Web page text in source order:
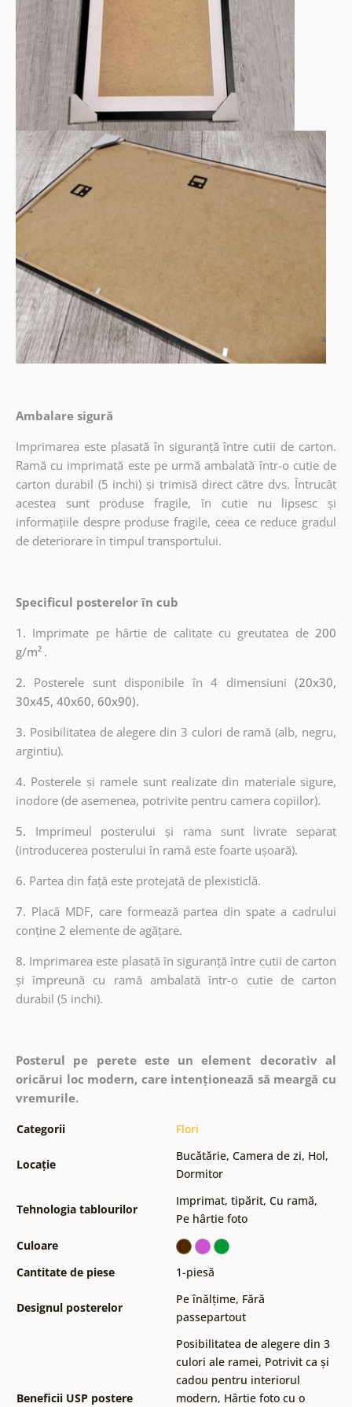
Ambalare sigură
Imprimarea este plasată în siguranță între cutii de carton.
Ramă cu imprimată este pe urmă ambalată într-o cutie de
carton durabil (5 inchi) și trimisă direct către dvs. Întrucât
acestea sunt produse fragile, în cutie nu lipsesc și
informațiile despre produse fragile, ceea ce reduce gradul
de deteriorare în timpul transportului.
Specificul posterelor în cub
1. Imprimate pe hârtie de calitate cu greutatea de200
g/m² .
2. Posterele sunt disponibile în 4 dimensiuni (20x30,
30x45, 40x60, 60x90).
3. Posibilitatea de alegere din 3 culori de ramă (alb, negru,
argintiu).
4. Posterele și ramele sunt realizate din materiale sigure,
inodore (de asemenea, potrivite pentru camera copiilor).
5. Imprimeul posterului și rama sunt livrate separat
(introducerea posterului în ramă este foarte ușoară).
6. Partea din față este protejată de plexisticlă.
7. Placă MDF, care formează partea din spate a cadrului
conține 2 elemente de agățare.
8. Imprimarea este plasată în siguranță între cutii de carton
și împreună cu ramă ambalată într-o cutie de carton
durabil (5 inchi).
Posterul pe perete este un element decorativ al
oricărui loc modern, care intenționează să meargă cu
vremurile.
Categorii Flori
Locație
Bucătărie, Camera de zi, Hol,
Dormitor
Tehnologia tablourilor
Imprimat, tipărit, Cu ramă,
Pe hârtie foto
Culoare
Cantitate de piese
1-piesă
Designul posterelor
Pe înălțime, Fără
passepartout
Beneficii USP postere
Posibilitatea de alegere din 3
culori ale ramei, Potrivit ca și
cadou pentru interiorul
modern, Hârtie foto cu o